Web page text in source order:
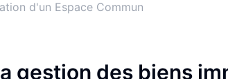
d'un Espace Commun
gestion des biens